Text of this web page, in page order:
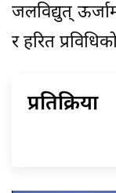
जलविद्युत्
र हरित
प्रतिक्रिया